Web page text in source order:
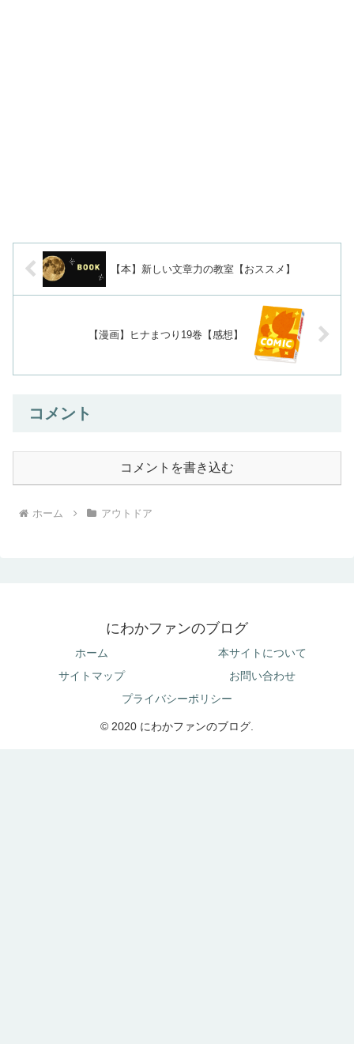
【本】新しい文章力の教室【おススメ】
【漫画】ヒナまつり19巻【感想】
コメント
コメントを書き込む
ホーム アウトドア
にわかファンのブログ
ホーム
本サイトについて
サイトマップ
お問い合わせ
プライバシーポリシー
© 2020 にわかファンのブログ.